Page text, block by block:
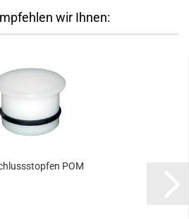
wir Ihnen:
POM